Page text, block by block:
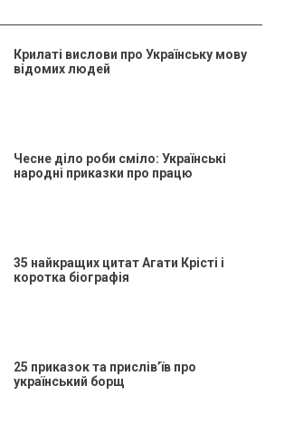
Крилаті вислови про Українську мову
відомих людей
Чесне діло роби сміло: Українські
народні приказки про працю
35 найкращих цитат Агати Крісті і
коротка біографія
25 приказок та прислів’їв про
український борщ